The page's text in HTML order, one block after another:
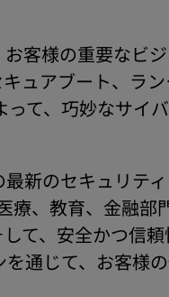
客様の重要なビ
ュアブート、ラ
て、巧妙なサイ
新のセキュリテ
、教育、金融
て、安全かつ信
通じて、お客様